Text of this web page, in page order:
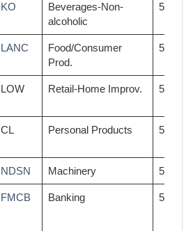
KO
Beverages-Non-
alcoholic
58
LANC
Food/Consumer
Prod.
58
LOW Retail-Home Improv. 58
CL Personal Products 57
NDSN Machinery 57
FMCB Banking 56